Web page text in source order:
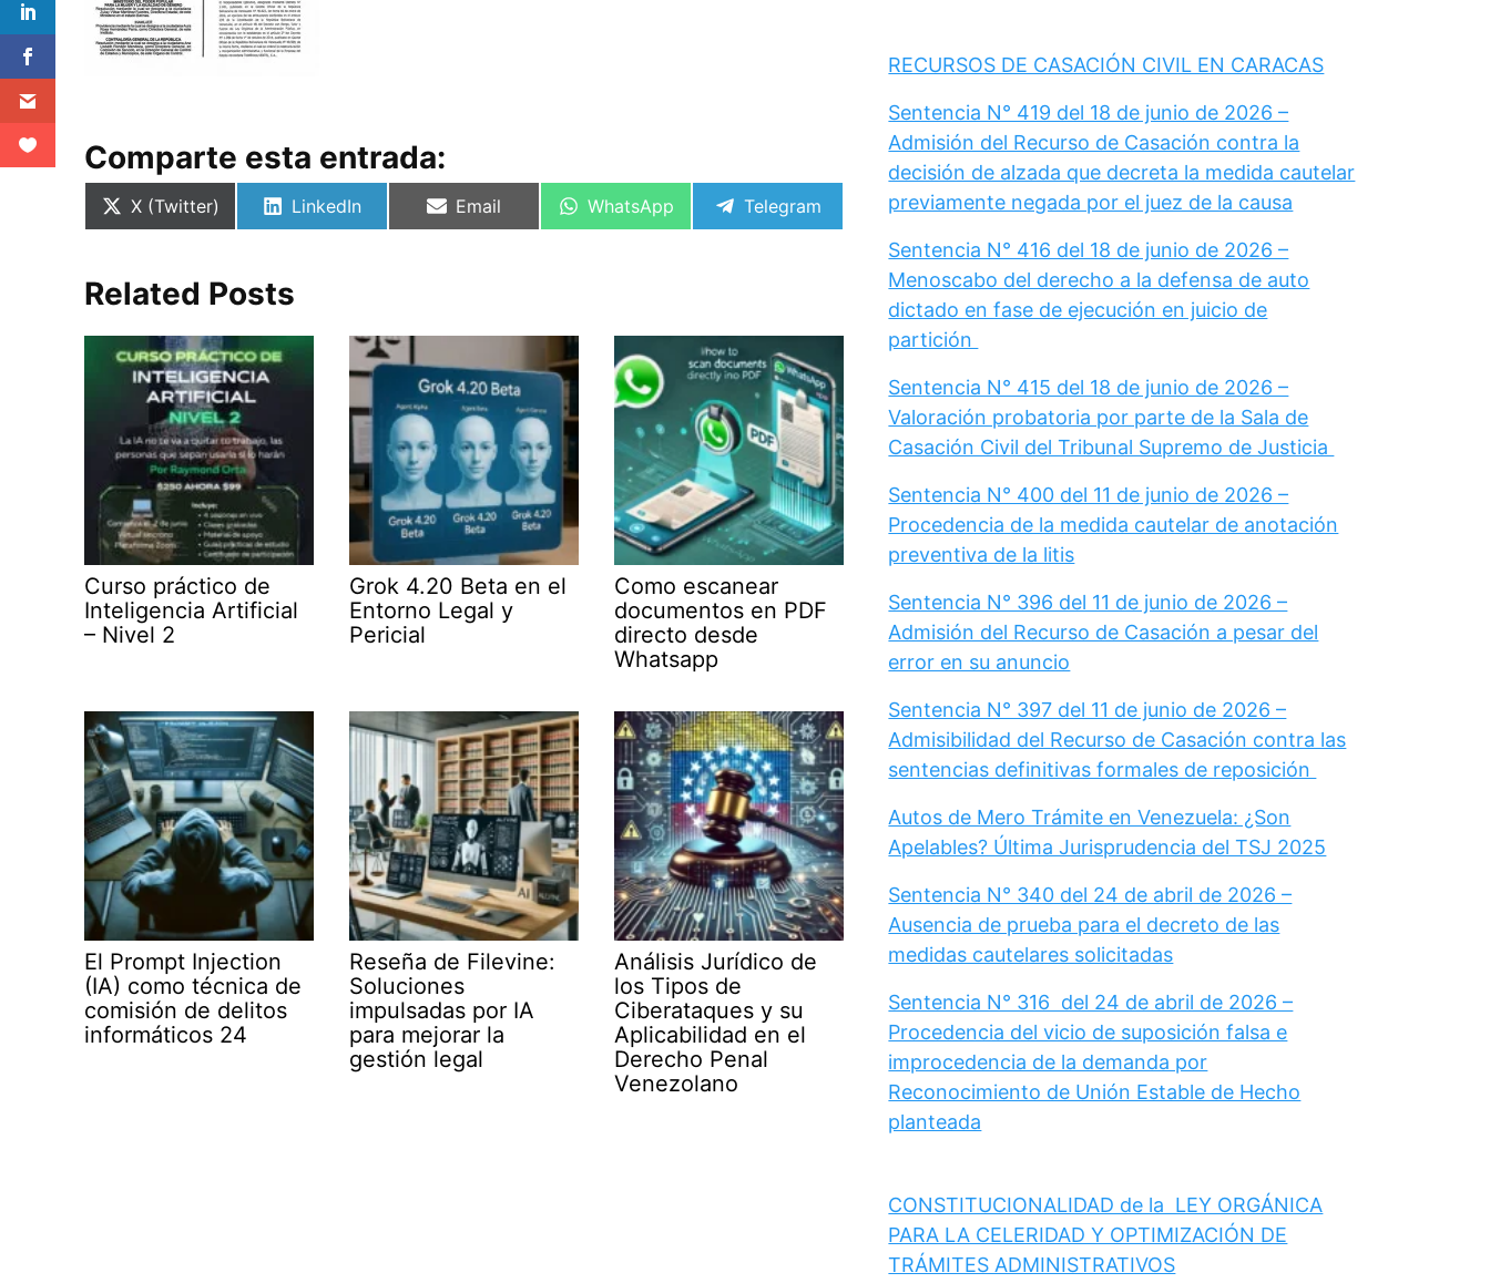
Comparte esta entrada:
Compartir
X (Twitter)
Compartir
LinkedIn
Compartir
Email
Compartir
WhatsApp
Compartir
Telegram
Related Posts
Curso práctico de
Inteligencia Artificial
– Nivel 2
Grok 4.20 Beta en el
Entorno Legal y
Pericial
Como escanear
documentos en PDF
directo desde
Whatsapp
El Prompt Injection
(IA) como técnica de
comisión de delitos
informáticos 24
Reseña de Filevine:
Soluciones
impulsadas por IA
para mejorar la
gestión legal
Análisis Jurídico de
los Tipos de
Ciberataques y su
Aplicabilidad en el
Derecho Penal
Venezolano
RECURSOS DE CASACIÓN CIVIL EN CARACAS
Sentencia N° 419 del 18 de junio de 2026 –
Admisión del Recurso de Casación contra la
decisión de alzada que decreta la medida cautelar
previamente negada por el juez de la causa
Sentencia N° 416 del 18 de junio de 2026 –
Menoscabo del derecho a la defensa de auto
dictado en fase de ejecución en juicio de
partición
Sentencia N° 415 del 18 de junio de 2026 –
Valoración probatoria por parte de la Sala de
Casación Civil del Tribunal Supremo de Justicia
Sentencia N° 400 del 11 de junio de 2026 –
Procedencia de la medida cautelar de anotación
preventiva de la litis
Sentencia N° 396 del 11 de junio de 2026 –
Admisión del Recurso de Casación a pesar del
error en su anuncio
Sentencia N° 397 del 11 de junio de 2026 –
Admisibilidad del Recurso de Casación contra las
sentencias definitivas formales de reposición
Autos de Mero Trámite en Venezuela: ¿Son
Apelables? Última Jurisprudencia del TSJ 2025
Sentencia N° 340 del 24 de abril de 2026 –
Ausencia de prueba para el decreto de las
medidas cautelares solicitadas
Sentencia N° 316 del 24 de abril de 2026 –
Procedencia del vicio de suposición falsa e
improcedencia de la demanda por
Reconocimiento de Unión Estable de Hecho
planteada
CONSTITUCIONALIDAD de la LEY ORGÁNICA
PARA LA CELERIDAD Y OPTIMIZACIÓN DE
TRÁMITES ADMINISTRATIVOS